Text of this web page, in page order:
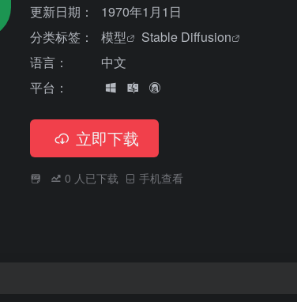
更新日期：
1970年1月1日
分类标签：
模型
Stable Diffusion
语言：
中文
平台：
立即下载
0 人已下载 手机查看